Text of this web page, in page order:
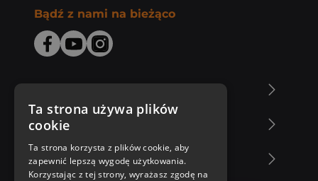
Bądź z nami na bieżąco
Zakupy u nas
Nasza oferta
Ta strona używa plików
cookie
Ta strona korzysta z plików cookie, aby
zapewnić lepszą wygodę użytkowania.
Korzystając z tej strony, wyrażasz zgodę na